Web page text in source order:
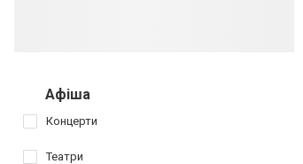
Афіша
Концерти
Театри